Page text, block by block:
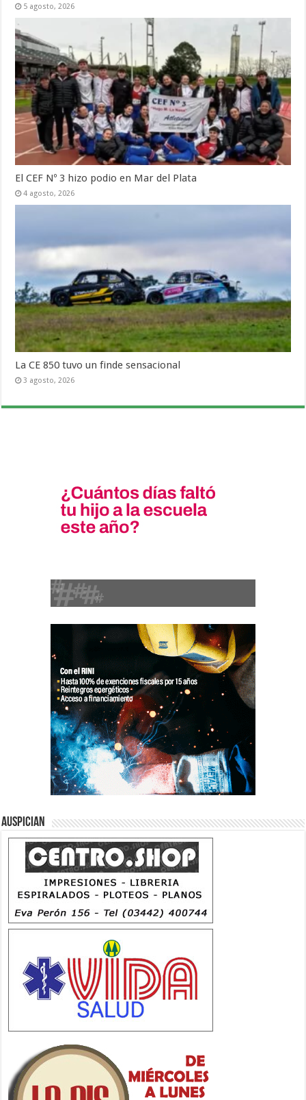
5 agosto, 2026
El CEF Nº 3 hizo podio en Mar del Plata
4 agosto, 2026
La CE 850 tuvo un finde sensacional
3 agosto, 2026
Auspician